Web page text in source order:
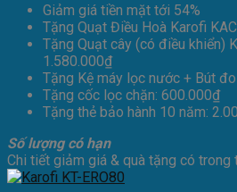
Giảm giá tiền mặt tới 54%
Tặng Quạt Điều Hoà Karofi
Tặng Quạt cây (có điều khiển)
1.580.000₫
Tặng Kệ máy lọc nước + Bút
Tặng cốc lọc chặn: 600.000₫
Tặng thẻ bảo hành 10 năm:
Số lượng có hạn
Chi tiết giảm giá & quà tặng có trong